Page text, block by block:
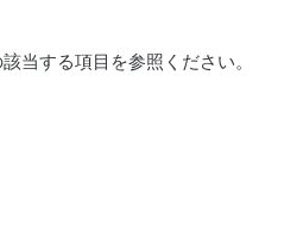
当する項目を参照ください。